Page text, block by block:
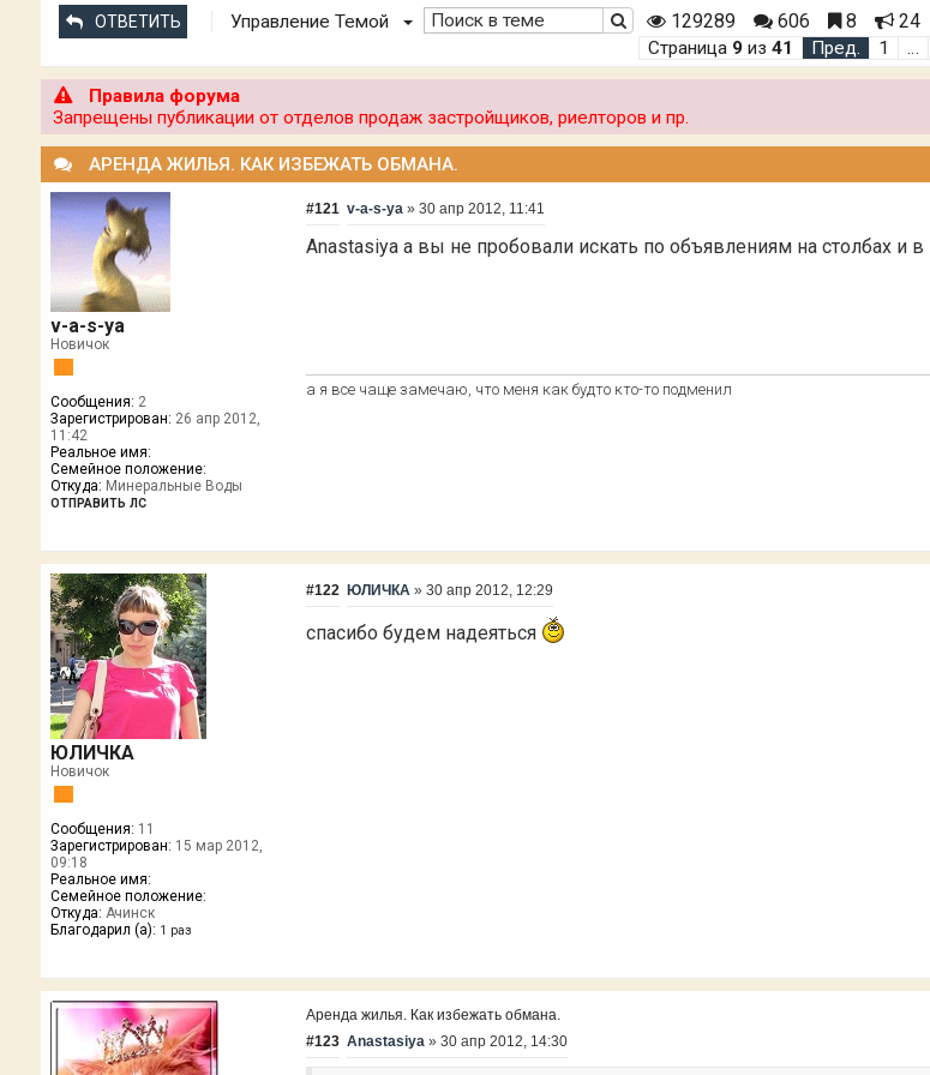
ОТВЕТИТЬ Управление Темой 129289 606 8 24
Страница 9 из41 Пред. 1 …
Правила форума
Запрещены публикации от отделов продаж застройщиков, риелторов и пр.
АРЕНДА ЖИЛЬЯ. КАК ИЗБЕЖАТЬ ОБМАНА.
v-a-s-ya
Новичок
Сообщения: 2
Зарегистрирован: 26 апр 2012,
11:42
Реальное имя:
Семейное положение:
Откуда: Минеральные Воды
ОТПРАВИТЬ ЛС
#121 v-a-s-ya »30 апр 2012, 11:41
Anastasiya а вы не пробовали искать по объявлениям на столбах и в
а я все чаще замечаю, что меня как будто кто-то подменил
ЮЛИЧКА
Новичок
Сообщения: 11
Зарегистрирован: 15 мар 2012,
09:18
Реальное имя:
Семейное положение:
Откуда: Ачинск
Благодарил (а): 1 раз
#122 ЮЛИЧКА »30 апр 2012, 12:29
спасибо будем надеяться
Аренда жилья. Как избежать обмана.
#123 Anastasiya »30 апр 2012, 14:30